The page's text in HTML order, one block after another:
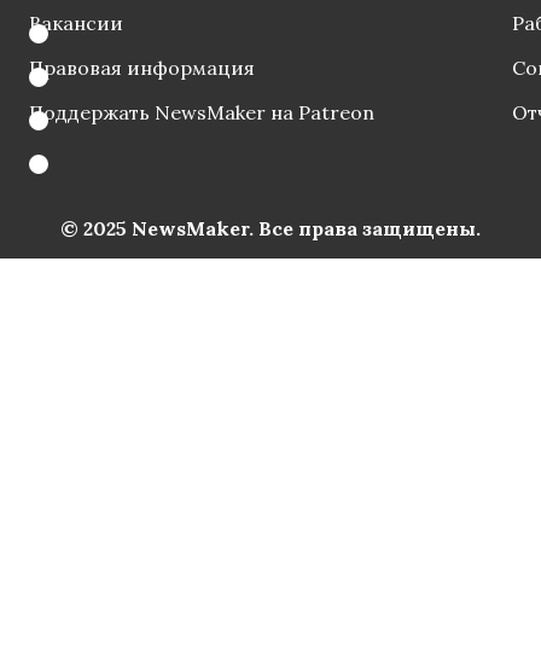
Вакансии
Правовая информация
Поддержать NewsMaker на Patreon
© 2025 NewsMaker. Все права защищены.